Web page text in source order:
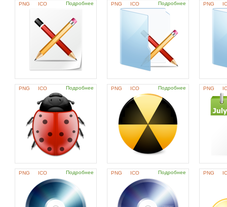
PNG ICO Подробнее PNG ICO Подробнее PNG
PNG ICO Подробнее PNG ICO Подробнее PNG
PNG ICO Подробнее PNG ICO Подробнее PNG